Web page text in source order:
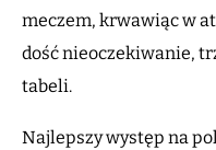
meczem, krwawiąc w
dość nieoczekiwanie,
tabeli.
Najlepszy występ na